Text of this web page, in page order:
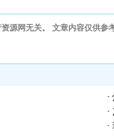
源网无关。 文章内容仅供参